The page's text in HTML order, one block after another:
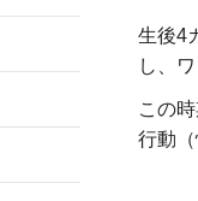
生後4
し、
この
行動